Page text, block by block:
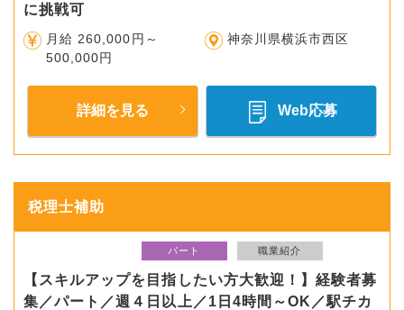
に挑戦可
月給 260,000円～
500,000円
神奈川県横浜市西区
詳細を見る Web応募
税理士補助
パート 職業紹介
【スキルアップを目指したい方大歓迎！】経験者募
集／パート／週４日以上／1日4時間～OK／駅チカ